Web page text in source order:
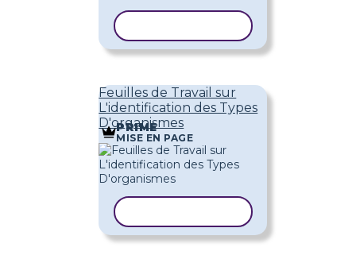
Feuilles de Travail sur
L'identification des Types
D'organismes
PRIME
MISE EN PAGE